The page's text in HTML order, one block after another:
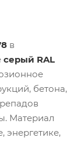
в
серый RAL
бетона,
Материал
энергетике,